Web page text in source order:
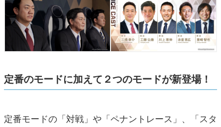
定番のモードに加えて２つのモードが新登場！
定番モードの「対戦」や「ペナントレース」、「スタ